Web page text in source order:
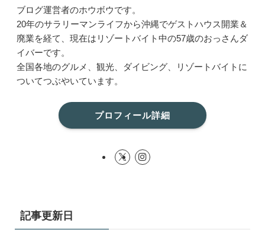
ブログ運営者のホウボウです。
20年のサラリーマンライフから沖縄でゲストハウス開業＆
廃業を経て、現在はリゾートバイト中の57歳のおっさんダ
イバーです。
全国各地のグルメ、観光、ダイビング、リゾートバイトに
ついてつぶやいています。
プロフィール詳細
記事更新日